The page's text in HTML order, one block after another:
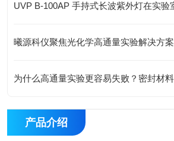
曦源科仪聚焦光化学高通量实验解决方案
产品介绍